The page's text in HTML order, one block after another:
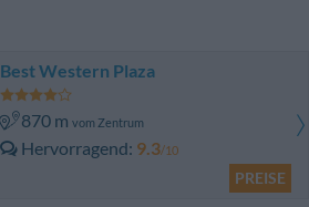
Best Western Plaza
870 m vom Zentrum
Hervorragend 9.3/10
PREISE